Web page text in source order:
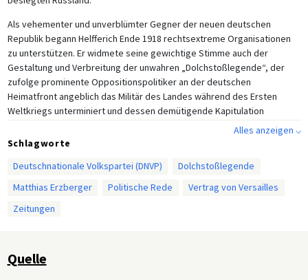
Als vehementer und unverblümter Gegner der neuen deutschen
Republik begann Helfferich Ende 1918 rechtsextreme Organisationen
zu unterstützen. Er widmete seine gewichtige Stimme auch der
Gestaltung und Verbreitung der unwahren „Dolchstoßlegende“, der
zufolge prominente Oppositionspolitiker an der deutschen
Heimatfront angeblich das Militär des Landes während des Ersten
Weltkriegs unterminiert und dessen demütigende Kapitulation
inszeniert hätten. Besonders heftige Angriffe richtete Helfferich gegen
den katholischen Zentrumspolitiker Matthias Erzberger, dessen
um eine Reform des deutschen Steuersystems Helfferich und seine
konservativen Verbündeten erzürnt hatten.
Helfferich gewann im Juni 1920 für die DNVP einen Sitz im Reichstag und
unverbesserlicher Feind der Republik bekannt, der eine unerbittliche
Alles anzeigen ⌵
Schlagworte
Deutschnationale Volkspartei (DNVP)
Dolchstoßlegende
Matthias Erzberger
Politische Rede
Vertrag von Versailles
Zeitungen
Quelle